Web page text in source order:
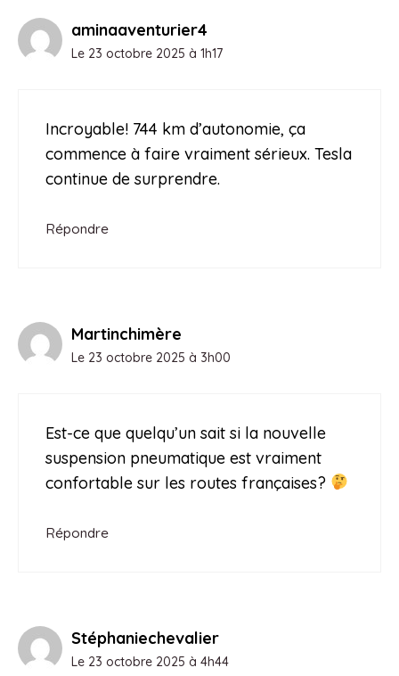
aminaaventurier4
Le 23 octobre 2025 à 1h17
Incroyable! 744 km d’autonomie, ça
commence à faire vraiment sérieux. Tesla
continue de surprendre.
Répondre
Martinchimère
Le 23 octobre 2025 à 3h00
Est-ce que quelqu’un sait si la nouvelle
suspension pneumatique est vraiment
confortable sur les routes françaises?
Répondre
Stéphaniechevalier
Le 23 octobre 2025 à 4h44